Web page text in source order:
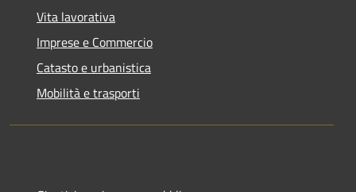
Vita lavorativa
Imprese e Commercio
Catasto e urbanistica
Mobilità e trasporti